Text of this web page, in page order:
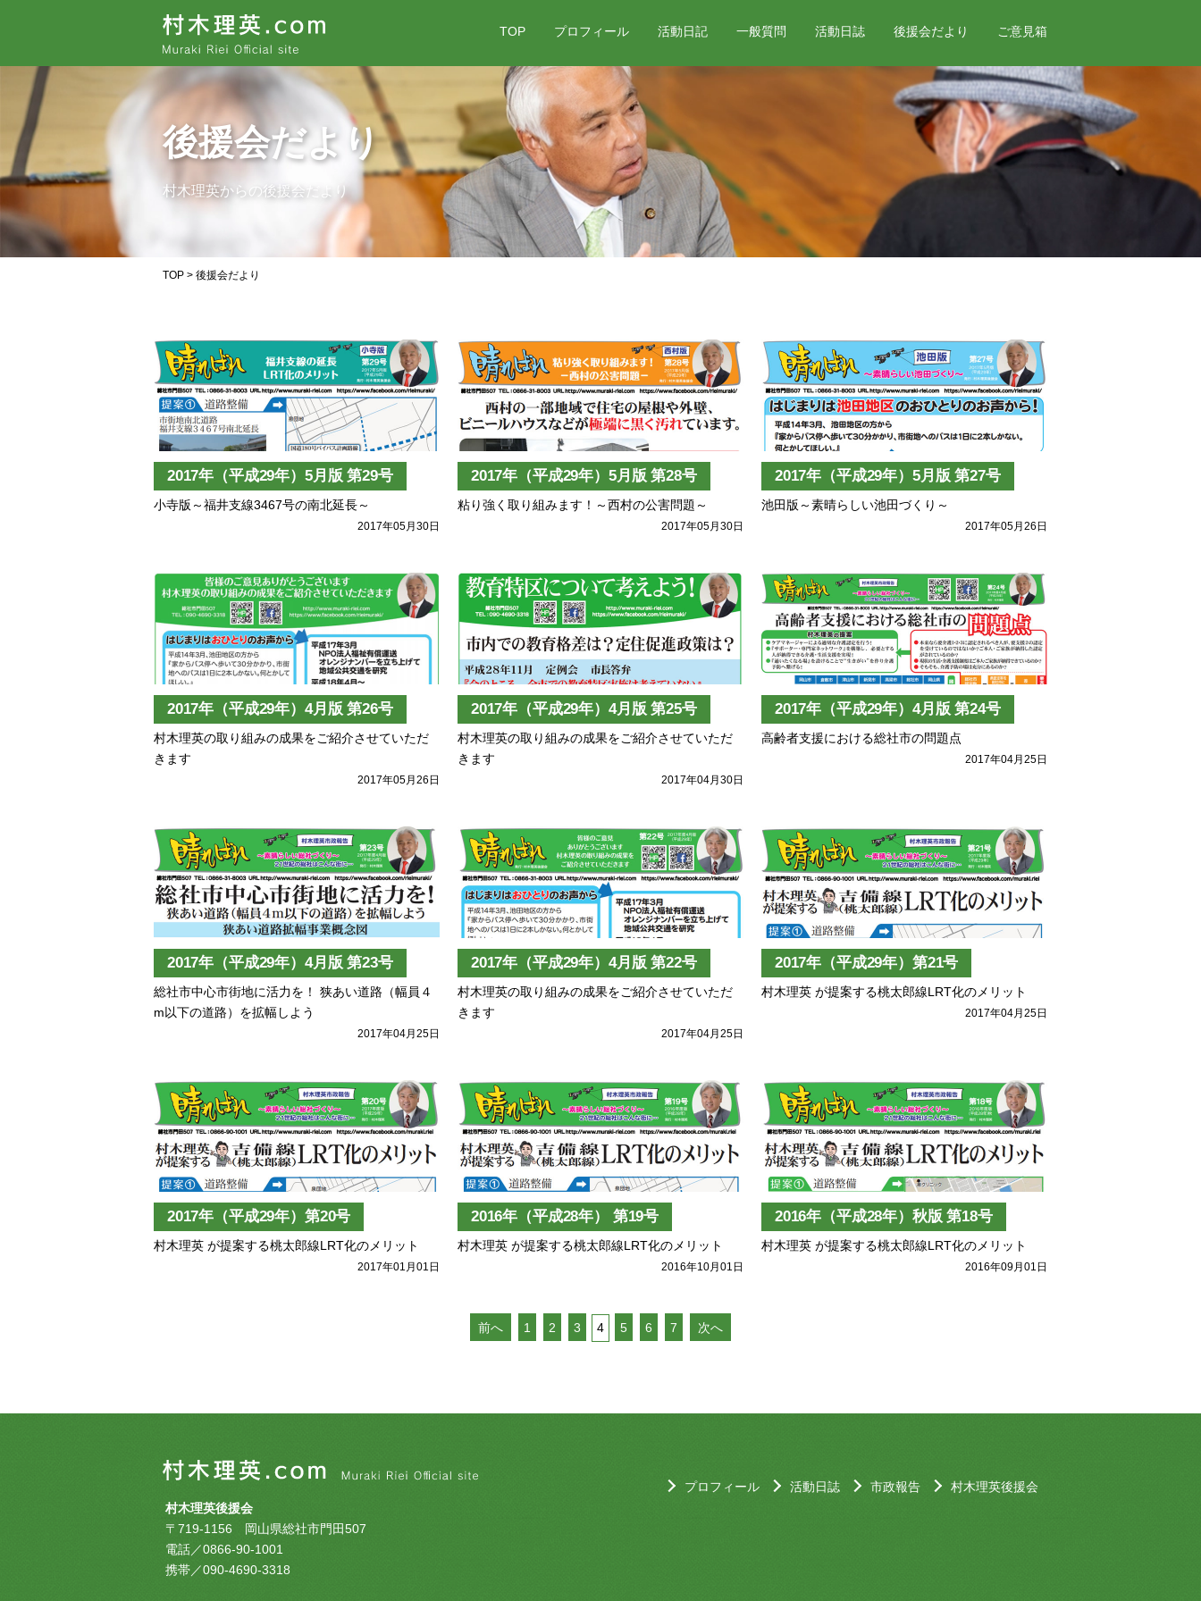
TOP プロフィール 活動日記 一般質問 活動日誌 後援会だより ご意見箱
後援会だより
村木理英からの後援会だより
TOP > 後援会だより
2017年（平成29年）5月版 第29号
小寺版～福井支線3467号の南北延長～
2017年05月30日
2017年（平成29年）5月版 第28号
粘り強く取り組みます！～西村の公害問題～
2017年05月30日
2017年（平成29年）5月版 第27号
池田版～素晴らしい池田づくり～
2017年05月26日
2017年（平成29年）4月版 第26号
村木理英の取り組みの成果をご紹介させていただ
きます
2017年05月26日
2017年（平成29年）4月版 第25号
村木理英の取り組みの成果をご紹介させていただ
きます
2017年04月30日
2017年（平成29年）4月版 第24号
高齢者支援における総社市の問題点
2017年04月25日
2017年（平成29年）4月版 第23号
総社市中心市街地に活力を！ 狭あい道路（幅員４
m以下の道路）を拡幅しよう
2017年04月25日
2017年（平成29年）4月版 第22号
村木理英の取り組みの成果をご紹介させていただ
きます
2017年04月25日
2017年（平成29年）第21号
村木理英 が提案する桃太郎線LRT化のメリット
2017年04月25日
2017年（平成29年）第20号
村木理英 が提案する桃太郎線LRT化のメリット
2017年01月01日
2016年（平成28年） 第19号
村木理英 が提案する桃太郎線LRT化のメリット
2016年10月01日
2016年（平成28年）秋版 第18号
村木理英 が提案する桃太郎線LRT化のメリット
2016年09月01日
前へ 1 2 3 4 5 6 7 次へ
村木理英後援会
〒719-1156 岡山県総社市門田507
電話／0866-90-1001
携帯／090-4690-3318
プロフィール 活動日誌 市政報告 村木理英後援会